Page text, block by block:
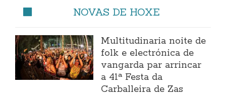
NOVAS DE HOXE
Multitudinaria noite de
folk e electrónica de
vangarda par arrincar
a 41ª Festa da
Carballeira de Zas